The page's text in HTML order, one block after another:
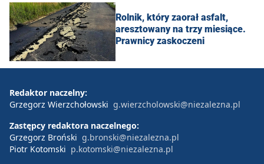
Rolnik, który zaorał asfalt,
aresztowany na trzy miesiące.
Prawnicy zaskoczeni
Redaktor naczelny:
Grzegorz Wierzchołowski g.wierzcholowski@niezalezna.pl
Zastępcy redaktora naczelnego:
Grzegorz Broński g.bronski@niezalezna.pl
Piotr Kotomski p.kotomski@niezalezna.pl